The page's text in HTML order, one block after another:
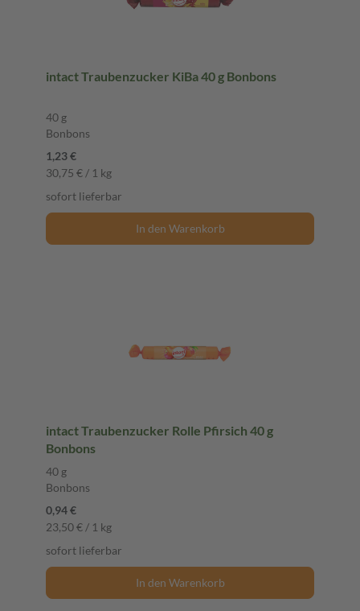
intact Traubenzucker KiBa 40 g Bonbons
40 g
Bonbons
1,23 €
30,75 € / 1 kg
sofort lieferbar
In den Warenkorb
intact Traubenzucker Rolle Pfirsich 40 g
Bonbons
40 g
Bonbons
0,94 €
23,50 € / 1 kg
sofort lieferbar
In den Warenkorb